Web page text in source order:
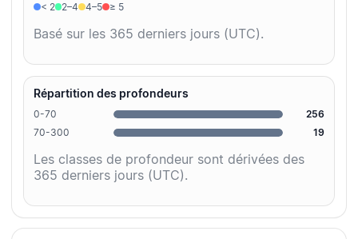
< 2
2–4 4–5 ≥ 5
Basé sur les 365 derniers jours (UTC).
Répartition des profondeurs
0-70
256
70-300
19
Les classes de profondeur sont dérivées des
365 derniers jours (UTC).